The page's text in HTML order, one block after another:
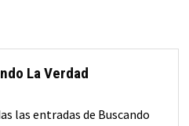
La Verdad
las entradas de Buscando